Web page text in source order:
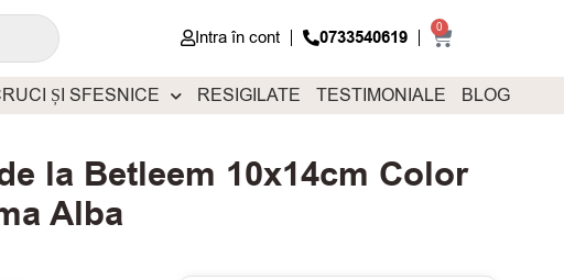
Intra în cont 0733540619 0
ȘI SFESNICE RESIGILATE TESTIMONIALE BLOG
la Betleem 10x14cm Color
Alba